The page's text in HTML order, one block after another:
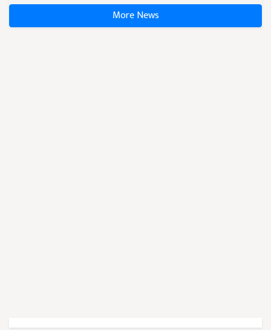
More News